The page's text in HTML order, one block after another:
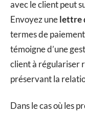
avec le client peut
Envoyez unelettre
termes de
témoigne d’une
client à régulariser
préservant la
Dans le cas où les